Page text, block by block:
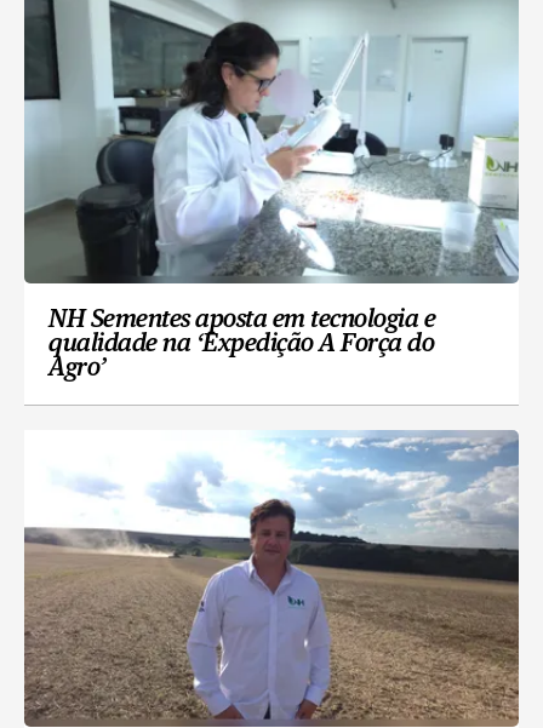
NH Sementes aposta em tecnologia e
qualidade na ‘Expedição A Força do
Agro’